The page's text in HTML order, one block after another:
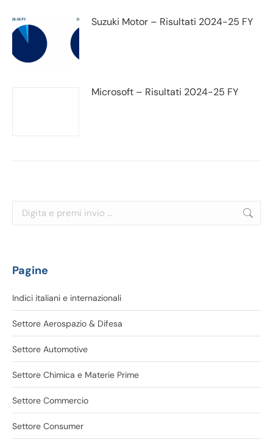
Suzuki Motor – Risultati 2024-25 FY
Microsoft – Risultati 2024-25 FY
Cerca:
Pagine
Indici italiani e internazionali
Settore Aerospazio & Difesa
Settore Automotive
Settore Chimica e Materie Prime
Settore Commercio
Settore Consumer